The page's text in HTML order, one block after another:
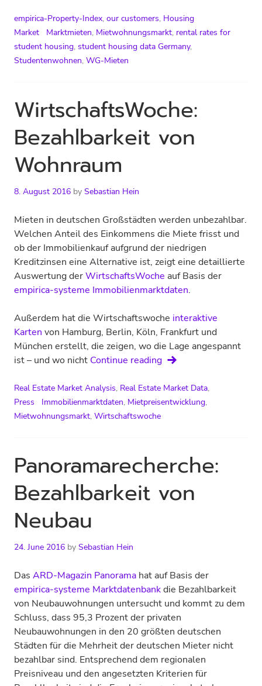
empirica-Property-Index, our customers, Housing
Market
Marktmieten, Mietwohnungsmarkt, rental rates for
student housing, student housing data Germany,
Studentenwohnen, WG-Mieten
WirtschaftsWoche:
Bezahlbarkeit von
Wohnraum
8. August 2016 by Sebastian Hein
Mieten in deutschen Großstädten werden unbezahlbar.
Welchen Anteil des Einkommens die Miete frisst und
ob der Immobilienkauf aufgrund der niedrigen
Kreditzinsen eine Alternative ist, zeigt eine detaillierte
Auswertung derWirtschaftsWoche auf Basis der
empirica-systeme Immobilienmarktdaten.
Außerdem hat die Wirtschaftswoche interaktive
Karten von Hamburg, Berlin, Köln, Frankfurt und
München erstellt, die zeigen, wo die Lage angespannt
ist – und wo nicht Continue readingWirtschaftsWoche:
von
Wohnraum
Real Estate Market Analysis, Real Estate Market Data,
Press
Immobilienmarktdaten, Mietpreisentwicklung,
Mietwohnungsmarkt, Wirtschaftswoche
Panoramarecherche:
Bezahlbarkeit von
Neubau
24. June 2016 by Sebastian Hein
Das ARD-Magazin Panorama hat auf Basis der
empirica-systeme Marktdatenbankdie Bezahlbarkeit
von Neubauwohnungen untersucht und kommt zu dem
Schluss, dass 95,3 Prozent der privaten
Neubauwohnungen in den 20 größten deutschen
Städten für die Mehrheit der deutschen Mieter nicht
bezahlbar sind. Entsprechend dem regionalen
Preisniveau und den angesetzten Kriterien für